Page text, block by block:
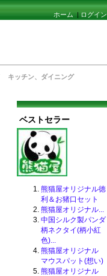
ホーム|ログイン
キッチン、ダイニング
ベストセラー
熊猫屋オリジナル徳
利＆お猪口セット
熊猫屋オリジナル...
中国シルク製パンダ
柄ネクタイ(柄小紅
色)...
熊猫屋オリジナル
マウスパット(想い)
熊猫屋オリジナル